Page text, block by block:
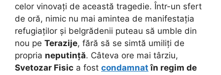
celor vinovați de această tragedie. Într-un sfert
de oră, nimic nu mai amintea de manifestația
refugiaților și belgrădenii puteau să umble din
nou pe Terazije, fără să se simtă umiliți de
propria neputință. Câteva ore mai târziu,
Svetozar Fisic a fost condamnat în regim de